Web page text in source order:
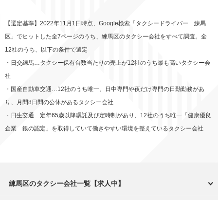
【選定基準】2022年11月1日時点、Google検索「タクシードライバー 練馬
区」でヒットした全7ページのうち、練馬区のタクシー会社をすべて調査。全
12社のうち、以下の条件で選定
・日交練馬…タクシー保有台数当たりの売上が12社のうち最も高いタクシー会
社
・国産自動車交通…12社のうち唯一、日中専門や夜だけ専門の日勤勤務があ
り、月間8日間の公休があるタクシー会社
・日生交通…定年65歳以降嘱託及び定時制があり、12社のうち唯一「健康優良
企業 銀の認定」を取得していて働きやすい環境を整えているタクシー会社
練馬区のタクシー会社一覧【求人中】